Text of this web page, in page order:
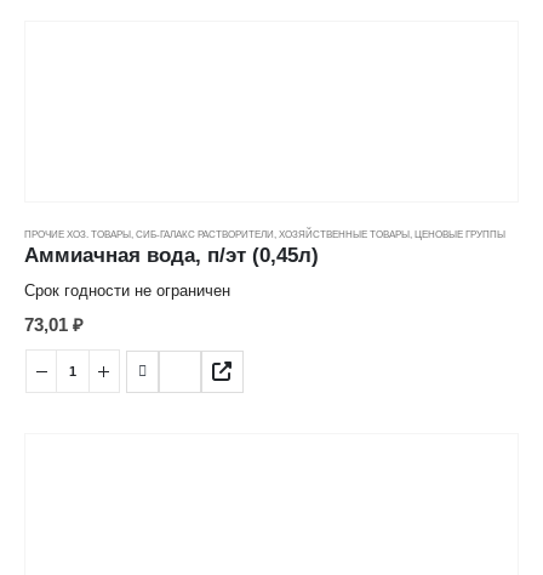
ПРОЧИЕ ХОЗ. ТОВАРЫ СИБ-ГАЛАКС РАСТВОРИТЕЛИ ХОЗЯЙСТВЕННЫЕ ТОВАРЫ ЦЕНОВЫЕ ГРУППЫ
Аммиачная вода, п/эт (0,45л)
Срок годности не ограничен
73,01 ₽